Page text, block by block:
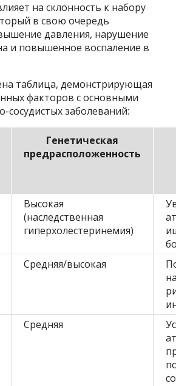
на склонность к набору
в свою очередь
давления, нарушение
и повышенное воспаление в
таблица, демонстрирующая
факторов с основными
сосудистых заболеваний:
Генетическая
предрасположенность
Высокая
(наследственная
гиперхолестеринемия)
Средняя/высокая
Средняя